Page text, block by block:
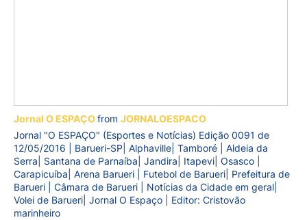
Jornal O ESPAÇOfrom JORNALOESPACO
Jornal "O ESPAÇO" (Esportes e Notícias) Edição 0091 de
12/05/2016 | Barueri-SP| Alphaville| Tamboré | Aldeia da
Serra| Santana de Parnaíba| Jandira| Itapevi| Osasco |
Carapicuíba| Arena Barueri | Futebol de Barueri| Prefeitura de
Barueri | Câmara de Barueri | Notícias da Cidade em geral|
Volei de Barueri| Jornal O Espaço | Editor: Cristovão
marinheiro